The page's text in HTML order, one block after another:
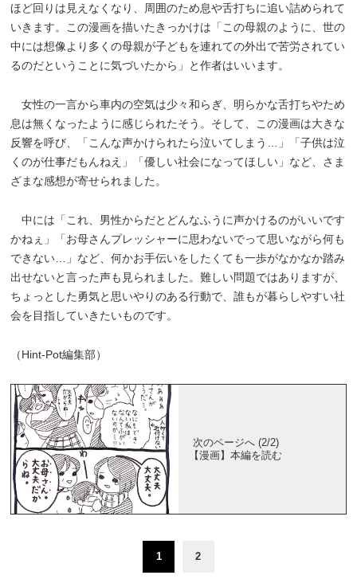
ほど回りは見えなくなり、周囲のため息や舌打ちに追い詰められて
いきます。この漫画を描いたきっかけは「この母親のように、世の
中には想像より多くの母親が子どもを連れての外出で苦労されてい
るのだということに気づいたから」と作者はいいます。
女性の一言から車内の空気は少々和らぎ、明らかな舌打ちやため
息は無くなったように感じられたそう。そして、この漫画は大きな
反響を呼び、「こんな声かけられたら泣いてしまう…」「子供は泣
くのが仕事だもんねえ」「優しい社会になってほしい」など、さま
ざまな感想が寄せられました。
中には「これ、男性からだとどんなふうに声かけるのがいいです
かねぇ」「お母さんプレッシャーに思わないでって思いながら何も
できない…」など、何かお手伝いをしたくても一歩がなかなか踏み
出せないと言った声も見られました。難しい問題ではありますが、
ちょっとした勇気と思いやりのある行動で、誰もが暮らしやすい社
会を目指していきたいものです。
（Hint-Pot編集部）
次のページへ (2/2)
【漫画】本編を読む
1 2